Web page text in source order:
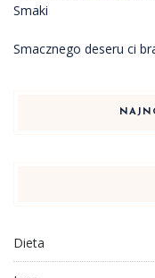
Smaki
Smacznego deseru ci
Dieta